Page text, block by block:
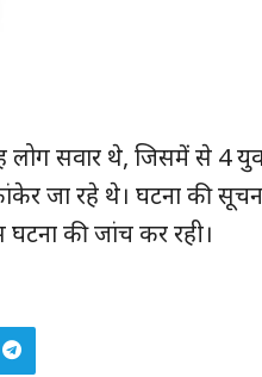
सवार थे, जिसमें से 4
जा रहे थे। घटना की
की जांच कर रही।